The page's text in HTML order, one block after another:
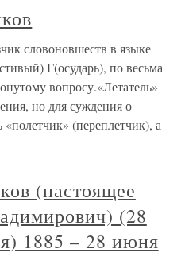
словоновшеств в языке
Г(осударь), по весьма
вопросу.«Летатель»
но для суждения о
(переплетчик), а
(настоящее
(28
1885 – 28 июня